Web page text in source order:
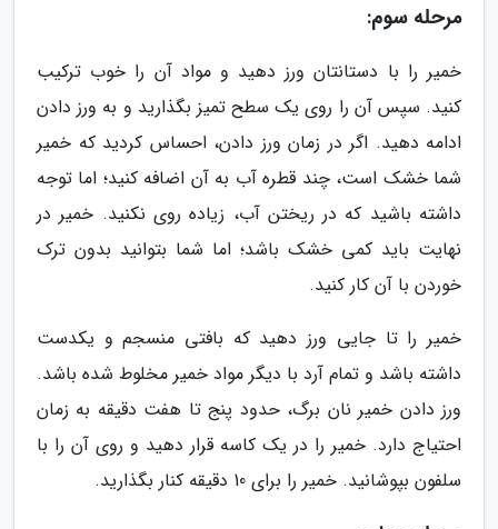
مرحله سوم:
خمیر را با دستانتان ورز دهید و مواد آن را خوب ترکیب
کنید. سپس آن را روی یک سطح تمیز بگذارید و به ورز دادن
ادامه دهید. اگر در زمان ورز دادن، احساس کردید که خمیر
شما خشک است، چند قطره آب به آن اضافه کنید؛ اما توجه
داشته باشید که در ریختن آب، زیاده روی نکنید. خمیر در
نهایت باید کمی خشک باشد؛ اما شما بتوانید بدون ترک
خوردن با آن کار کنید.
خمیر را تا جایی ورز دهید که بافتی منسجم و یکدست
داشته باشد و تمام آرد با دیگر مواد خمیر مخلوط شده باشد.
ورز دادن خمیر نان برگ، حدود پنج تا هفت دقیقه به زمان
احتیاج دارد. خمیر را در یک کاسه قرار دهید و روی آن را با
سلفون بپوشانید. خمیر را برای 10 دقیقه کنار بگذارید.